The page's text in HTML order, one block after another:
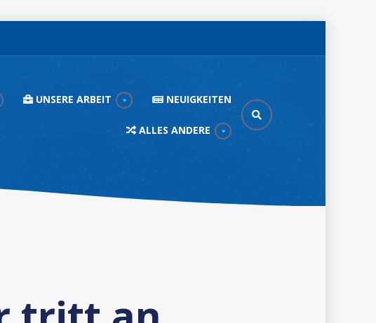
UNSERE ARBEIT NEUIGKEITEN
ALLES ANDERE